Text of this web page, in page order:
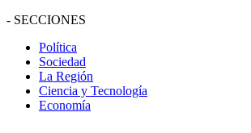
- SECCIONES
Política
Sociedad
La Región
Ciencia y Tecnología
Economía